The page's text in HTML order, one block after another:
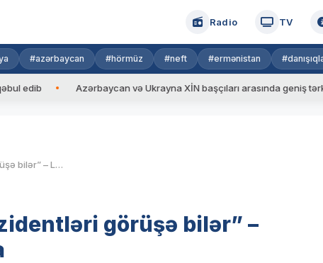
Radio TV
#azərbaycan #hörmüz #neft #ermənistan
Azərbaycan və Ukrayna XİN başçıları arasında geniş tərkibdə görüş
“Ukrayna və Rusiya prezidentləri görüşə bilər” – Lukaşenkodan açıqlama
görüşə bilər” –